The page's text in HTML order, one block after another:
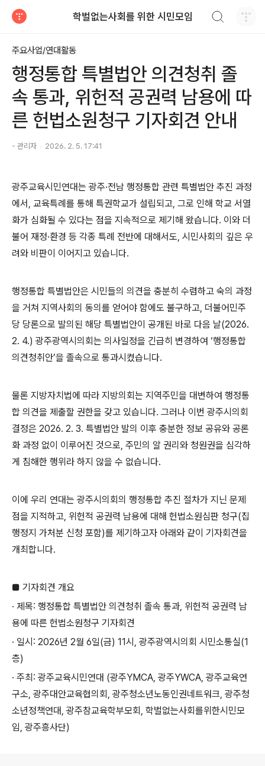
학벌없는사회를 위한 시민모임
주요사업/연대활동
행정통합 특별법안 의견청취 졸
속 통과, 위헌적 공권력 남용에 따
른 헌법소원청구 기자회견 안내
- 관리자 2026. 2. 5. 17:41
광주교육시민연대는 광주·전남 행정통합 관련 특별법안 추진 과정
에서, 교육특례를 통해 특권학교가 설립되고, 그로 인해 학교 서열
화가 심화될 수 있다는 점을 지속적으로 제기해 왔습니다. 이와 더
불어 재정·환경 등 각종 특례 전반에 대해서도, 시민사회의 깊은 우
려와 비판이 이어지고 있습니다.
행정통합 특별법안은 시민들의 의견을 충분히 수렴하고 숙의 과정
을 거쳐 지역사회의 동의를 얻어야 함에도 불구하고, 더불어민주
당 당론으로 발의된 해당 특별법안이 공개된 바로 다음 날(2026.
2. 4.)광주광역시의회는 의사일정을 긴급히 변경하여 ‘행정통합
의견청취안’을 졸속으로 통과시켰습니다.
물론 지방자치법에 따라 지방의회는 지역주민을 대변하여 행정통
합 의견을 제출할 권한을 갖고 있습니다. 그러나 이번 광주시의회
결정은 2026. 2. 3. 특별법안 발의 이후 충분한 정보 공유와 공론
화 과정 없이 이루어진 것으로, 주민의 알 권리와 청원권을 심각하
게 침해한 행위라 하지 않을 수 없습니다.
이에 우리 연대는 광주시의회의 행정통합 추진 절차가 지닌 문제
점을 지적하고, 위헌적 공권력 남용에 대해 헌법소원심판 청구(집
행정지 가처분 신청 포함)를 제기하고자 아래와 같이 기자회견을
개최합니다.
■ 기자회견 개요
· 제목: 행정통합 특별법안 의견청취 졸속 통과, 위헌적 공권력 남
용에 따른 헌법소원청구 기자회견
· 일시 : 2026년 2월 6일(금) 11시 ,광주광역시의회 시민소통실(1
층)
· 주최 :광주교육시민연대 (광주YMCA,광주YWCA,광주교육연
구소,광주대안교육협의회 ,광주청소년노동인권네트워크,광주청
소년정책연대,광주참교육학부모회 , 학벌없는사회를위한시민모
임,광주흥사단)